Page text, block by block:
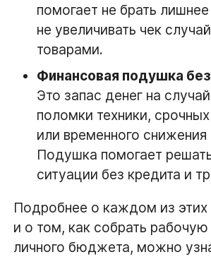
помогает не брать
не увеличивать чек
товарами.
Финансовая подушка
Это запас денег на
поломки техники,
или временного
Подушка помогает
ситуации без кредита и
Подробнее о каждом из этих
и о том, как собрать
личного бюджета, можно